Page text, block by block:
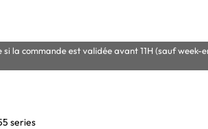
si la commande est validée avant 11H (sauf week-
series